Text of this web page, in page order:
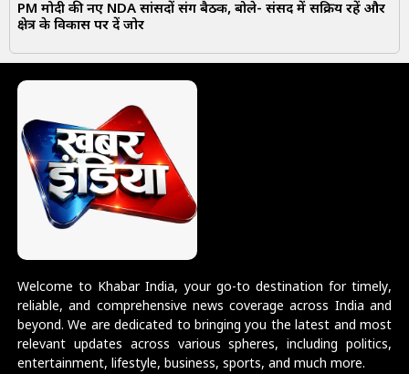
PM मोदी की नए NDA सांसदों संग बैठक, बोले- संसद में सक्रिय रहें और
क्षेत्र के विकास पर दें जोर
Welcome to Khabar India, your go-to destination for timely,
reliable, and comprehensive news coverage across India and
beyond. We are dedicated to bringing you the latest and most
relevant updates across various spheres, including politics,
entertainment, lifestyle, business, sports, and much more.